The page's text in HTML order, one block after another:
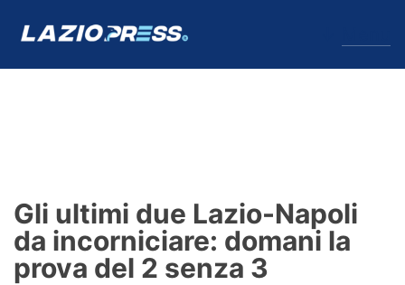
Formello
Infortuni
Gli ultimi due Lazio-Napoli
da incorniciare: domani la
prova del 2 senza 3